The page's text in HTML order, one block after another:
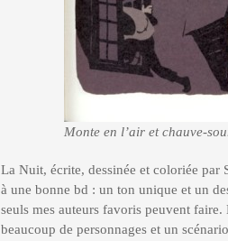
Monte en l’air et chauve-
La Nuit, écrite, dessinée et coloriée par
à une bonne bd : un ton unique et un
seuls mes auteurs favoris peuvent faire.
beaucoup de personnages et un